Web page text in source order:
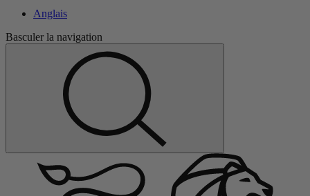
Anglais
Basculer la navigation